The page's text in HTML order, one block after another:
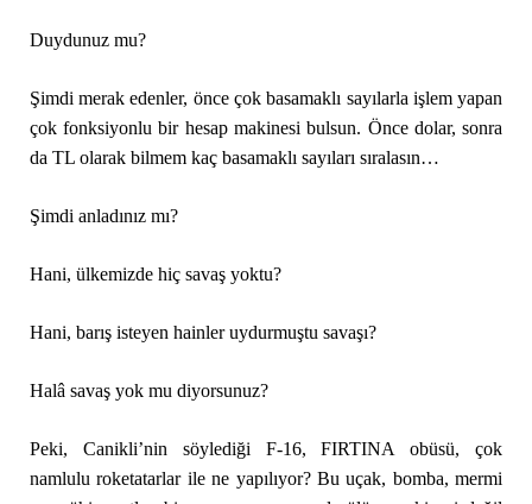
Duydunuz mu?
Şimdi merak edenler, önce çok basamaklı sayılarla işlem yapan
çok fonksiyonlu bir hesap makinesi bulsun. Önce dolar, sonra
da TL olarak bilmem kaç basamaklı sayıları sıralasın…
Şimdi anladınız mı?
Hani, ülkemizde hiç savaş yoktu?
Hani, barış isteyen hainler uydurmuştu savaşı?
Halâ savaş yok mu diyorsunuz?
Peki, Canikli’nin söylediği F-16, FIRTINA obüsü, çok
namlulu roketatarlar ile ne yapılıyor? Bu uçak, bomba, mermi